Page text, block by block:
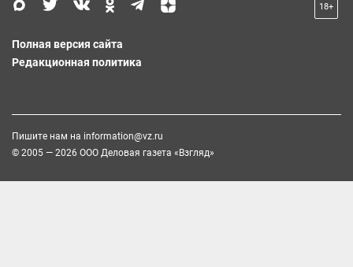
18+
Полная версия сайта
Редакционная политика
Пишите нам на information@vz.ru
© 2005 — 2026 ООО Деловая газета «Взгляд»